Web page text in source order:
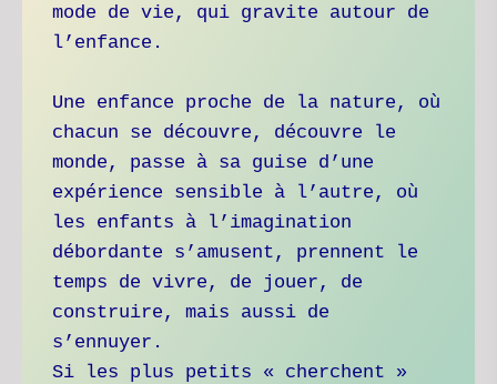
mode de vie, qui gravite autour de
l’enfance.
Une enfance proche de la nature, où
chacun se découvre, découvre le
monde, passe à sa guise d’une
expérience sensible à l’autre, où
les enfants à l’imagination
débordante s’amusent, prennent le
temps de vivre, de jouer, de
construire, mais aussi de
s’ennuyer.
Si les plus petits « cherchent »